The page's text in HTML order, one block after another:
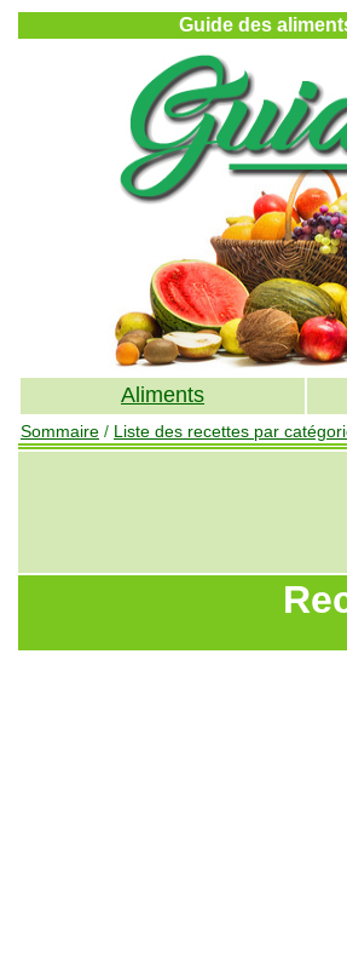
Guide des
Aliments
Sommaire / Liste des recettes par